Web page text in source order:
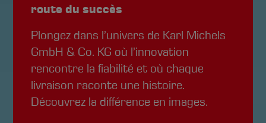
route du succès
Plongez dans l’univers de Karl Michels
GmbH & Co. KG où l’innovation
rencontre la fiabilité et où chaque
livraison raconte une histoire.
Découvrez la différence en images.